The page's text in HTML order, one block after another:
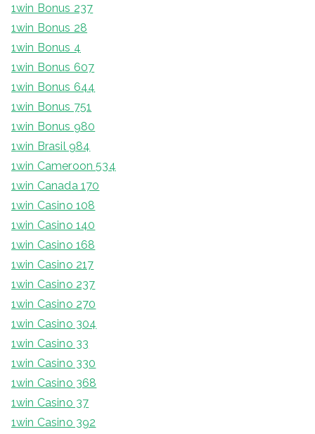
1win Bonus 237
1win Bonus 28
1win Bonus 4
1win Bonus 607
1win Bonus 644
1win Bonus 751
1win Bonus 980
1win Brasil 984
1win Cameroon 534
1win Canada 170
1win Casino 108
1win Casino 140
1win Casino 168
1win Casino 217
1win Casino 237
1win Casino 270
1win Casino 304
1win Casino 33
1win Casino 330
1win Casino 368
1win Casino 37
1win Casino 392